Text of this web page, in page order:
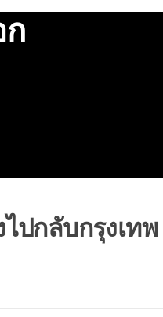
ปกลับกรุงเทพ